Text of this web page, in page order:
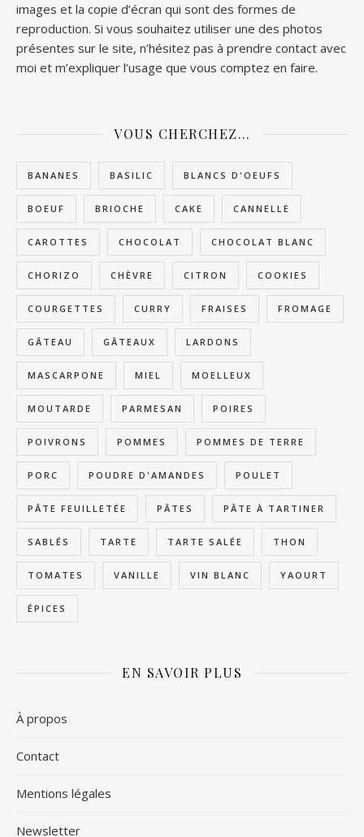
images et la copie d’écran qui sont des formes de
reproduction. Si vous souhaitez utiliser une des photos
présentes sur le site, n’hésitez pas à prendre contact avec
moi et m’expliquer l’usage que vous comptez en faire.
VOUS CHERCHEZ…
BANANES BASILIC BLANCS D'OEUFS
BOEUF BRIOCHE CAKE CANNELLE
CAROTTES CHOCOLAT CHOCOLAT BLANC
CHORIZO CHÈVRE CITRON COOKIES
COURGETTES CURRY FRAISES FROMAGE
GÂTEAU GÂTEAUX LARDONS
MASCARPONE MIEL MOELLEUX
MOUTARDE PARMESAN POIRES
POIVRONS POMMES POMMES DE TERRE
PORC POUDRE D'AMANDES POULET
PÂTE FEUILLETÉE PÂTES PÂTE À TARTINER
SABLÉS TARTE TARTE SALÉE THON
TOMATES VANILLE VIN BLANC YAOURT
ÉPICES
EN SAVOIR PLUS
À propos
Contact
Mentions légales
Newsletter